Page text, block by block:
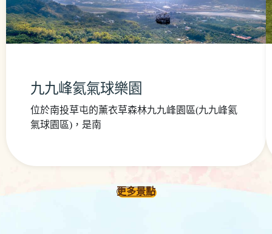
九九峰氦氣球樂園
位於南投草屯的薰衣草森林九九峰園區(九九峰氦
氣球園區)，是南
更多景點